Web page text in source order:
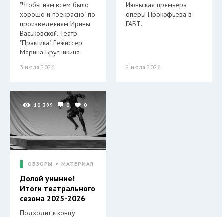
"Чтобы нам всем было
хорошо и прекрасно" по
произведениям Ирины
Васьковской. Театр
"Практика". Режиссер
Марина Брусникина.
3 июля 2026
Июньская премьера
оперы Прокофьева в
ГАБТ.
2 июля 2026
10 399 0 0
ОБЗОРЫ МАТЕРИАЛ
Долой уныние!
Итоги театрального
сезона 2025-2026
Подходит к концу